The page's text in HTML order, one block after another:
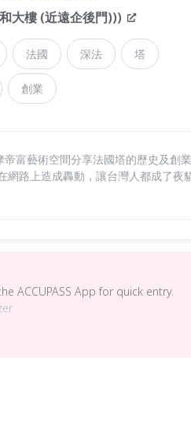
大樓 (近遠企後門)))
法國 深法 塔
創業
富藝術空間分享法國塔的歷史及創
路上造成轟動，讓台灣人都成了夜
ACCUPASS App for quick entry.